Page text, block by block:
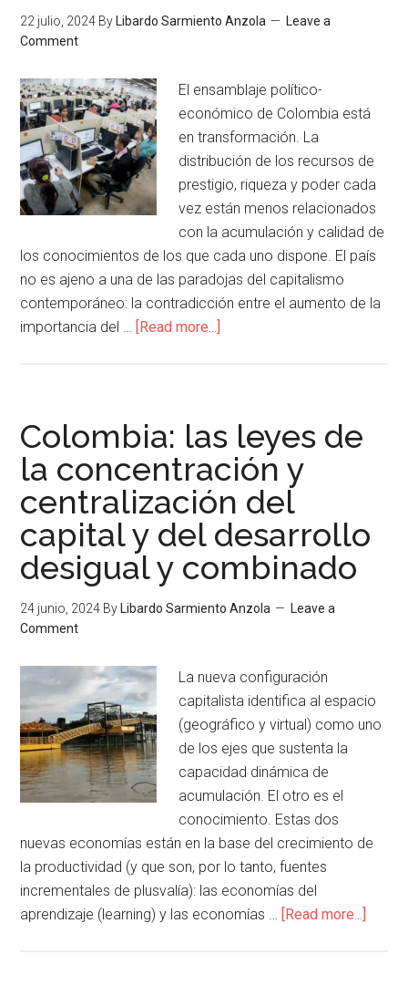
22 julio, 2024 By Libardo Sarmiento Anzola
Leave a
Comment
El ensamblaje político-
económico de Colombia está
en transformación. La
distribución de los recursos de
prestigio, riqueza y poder cada
vez están menos relacionados
con la acumulación y calidad de
los conocimientos de los que cada uno dispone. El país
no es ajeno a una de las paradojas del capitalismo
contemporáneo: la contradicción entre el aumento de la
importancia del … [Read more...]
Colombia: las leyes de
la concentración y
centralización del
capital y del desarrollo
desigual y combinado
24 junio, 2024 By Libardo Sarmiento Anzola
Leave a
Comment
La nueva configuración
capitalista identifica al espacio
(geográfico y virtual) como uno
de los ejes que sustenta la
capacidad dinámica de
acumulación. El otro es el
conocimiento. Estas dos
nuevas economías están en la base del crecimiento de
la productividad (y que son, por lo tanto, fuentes
incrementales de plusvalía): las economías del
aprendizaje (learning) y las economías … [Read more...]